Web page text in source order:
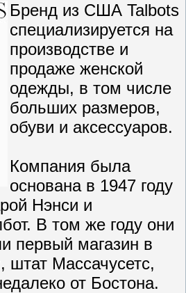
Бренд из США Talbots
специализируется на
производстве и
продаже женской
одежды, в том числе
больших размеров,
обуви и аксессуаров.
Компания была
основана в 1947 году
Нэнси и
В том же году они
первый магазин в
штат Массачусетс,
от Бостона.